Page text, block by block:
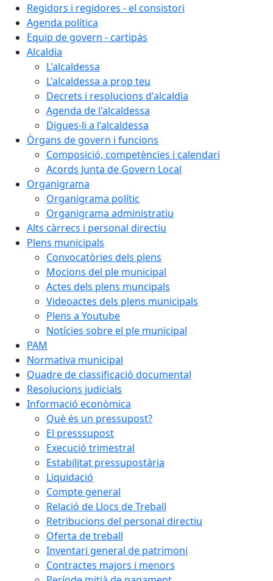
Regidors i regidores - el consistori
Agenda política
Equip de govern - cartipàs
Alcaldia
L'alcaldessa
L'alcaldessa a prop teu
Decrets i resolucions d'alcaldia
Agenda de l'alcaldessa
Digues-li a l'alcaldessa
Òrgans de govern i funcions
Composició, competències i calendari
Acords Junta de Govern Local
Organigrama
Organigrama polític
Organigrama administratiu
Alts càrrecs i personal directiu
Plens municipals
Convocatòries dels plens
Mocions del ple municipal
Actes dels plens muncipals
Videoactes dels plens municipals
Plens a Youtube
Notícies sobre el ple municipal
PAM
Normativa municipal
Quadre de classificació documental
Resolucions judicials
Informació econòmica
Què és un pressupost?
El presssupost
Execució trimestral
Estabilitat pressupostària
Liquidació
Compte general
Relació de Llocs de Treball
Retribucions del personal directiu
Oferta de treball
Inventari general de patrimoni
Contractes majors i menors